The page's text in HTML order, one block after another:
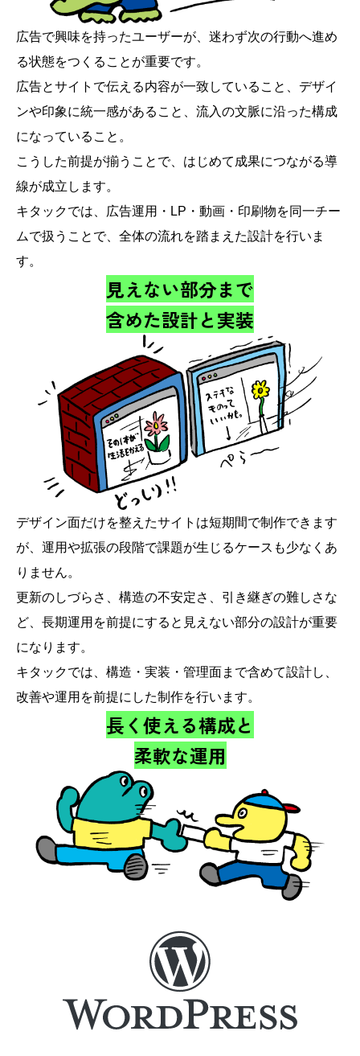
広告で興味を持ったユーザーが、迷わず次の行動へ進め
る状態をつくることが重要です。
広告とサイトで伝える内容が一致していること、デザイ
ンや印象に統一感があること、流入の文脈に沿った構成
になっていること。
こうした前提が揃うことで、はじめて成果につながる導
線が成立します。
キタックでは、広告運用・LP・動画・印刷物を同一チー
ムで扱うことで、全体の流れを踏まえた設計を行いま
す。
見えない部分まで
含めた設計と実装
デザイン面だけを整えたサイトは短期間で制作できます
が、運用や拡張の段階で課題が生じるケースも少なくあ
りません。
更新のしづらさ、構造の不安定さ、引き継ぎの難しさな
ど、長期運用を前提にすると見えない部分の設計が重要
になります。
キタックでは、構造・実装・管理面まで含めて設計し、
改善や運用を前提にした制作を行います。
長く使える構成と
柔軟な運用